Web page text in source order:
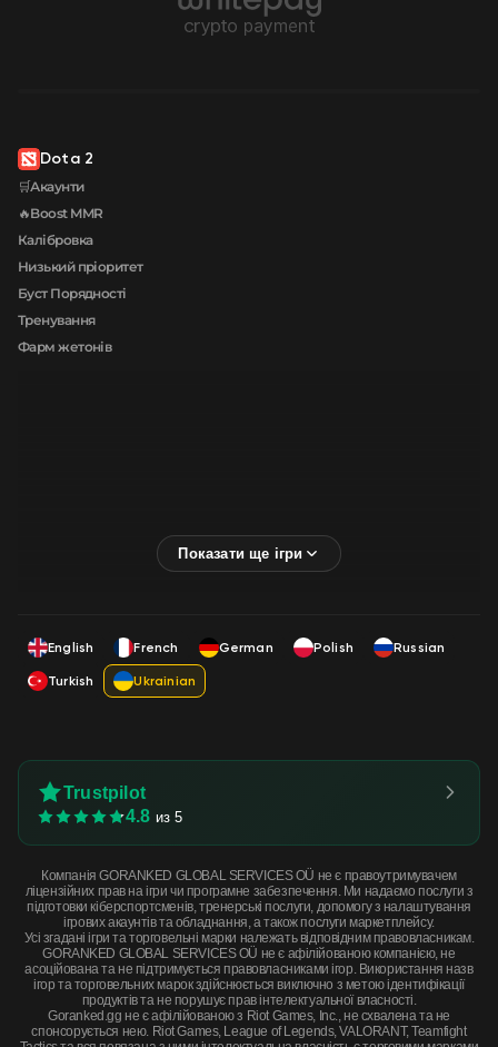
Dota 2
🛒Акаунти
🔥Boost MMR
Калібровка
Низький пріоритет
Буст Порядності
Тренування
Фарм жетонів
English French German Polish
Russian
Turkish
Ukrainian
Trustpilot
4.8 из 5
Компанія GORANKED GLOBAL SERVICES OÜ не є правоутримувачем
ліцензійних прав на ігри чи програмне забезпечення. Ми надаємо послуги з
підготовки кіберспортсменів, тренерські послуги, допомогу з налаштування
ігрових акаунтів та обладнання, а також послуги маркетплейсу.
Усі згадані ігри та торговельні марки належать відповідним правовласникам.
GORANKED GLOBAL SERVICES OÜ не є афілійованою компанією, не
асоційована та не підтримується правовласниками ігор. Використання назв
ігор та торговельних марок здійснюється виключно з метою ідентифікації
продуктів та не порушує прав інтелектуальної власності.
Goranked.gg не є афілійованою з Riot Games, Inc., не схвалена та не
спонсорується нею. Riot Games, League of Legends, VALORANT, Teamfight